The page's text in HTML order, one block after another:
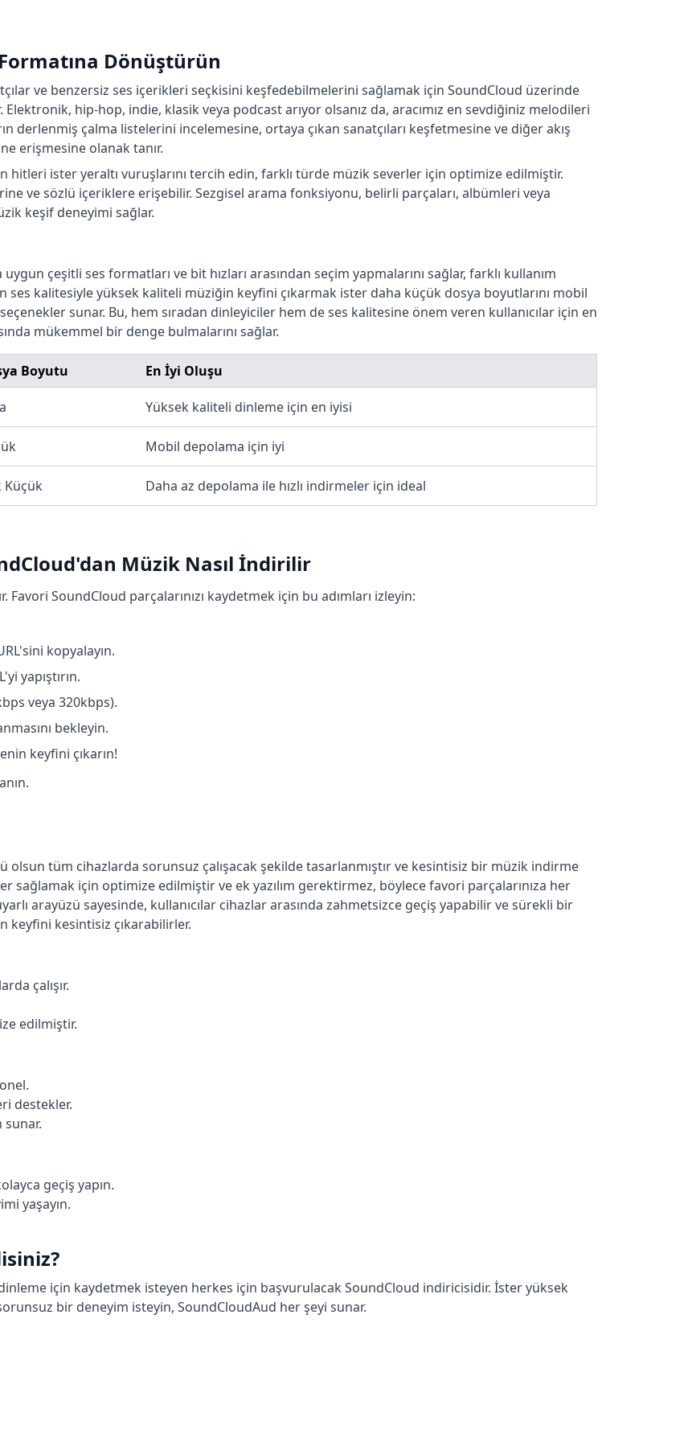
Formatına Dönüştürün
ve benzersiz ses içerikleri seçkisini keşfedebilmelerini sağlamak için SoundCloud üzerinde
hip-hop, indie, klasik veya podcast arıyor olsanız da, aracımız en sevdiğiniz melodileri
derlenmiş çalma listelerini incelemesine, ortaya çıkan sanatçıları keşfetmesine ve diğer akış
erişmesine olanak tanır.
ister yeraltı vuruşlarını tercih edin, farklı türde müzik severler için optimize edilmiştir.
ve sözlü içeriklere erişebilir. Sezgisel arama fonksiyonu, belirli parçaları, albümleri veya
keşif deneyimi sağlar.
çeşitli ses formatları ve bit hızları arasından seçim yapmalarını sağlar, farklı kullanım
ses kalitesiyle yüksek kaliteli müziğin keyfini çıkarmak ister daha küçük dosya boyutlarını mobil
sunar. Bu, hem sıradan dinleyiciler hem de ses kalitesine önem veren kullanıcılar için en
mükemmel bir denge bulmalarını sağlar.
Boyutu En İyi Oluşu
Yüksek kaliteli dinleme için en iyisi
Mobil depolama için iyi
Küçük Daha az depolama ile hızlı indirmeler için ideal
Müzik Nasıl İndirilir
SoundCloud parçalarınızı kaydetmek için bu adımları izleyin:
kopyalayın.
yapıştırın.
veya 320kbps).
bekleyin.
keyfini çıkarın!
tüm cihazlarda sorunsuz çalışacak şekilde tasarlanmıştır ve kesintisiz bir müzik indirme
sağlamak için optimize edilmiştir ve ek yazılım gerektirmez, böylece favori parçalarınıza her
arayüzü sayesinde, kullanıcılar cihazlar arasında zahmetsizce geçiş yapabilir ve sürekli bir
keyfini kesintisiz çıkarabilirler.
çalışır.
edilmiştir.
destekler.
sunar.
geçiş yapın.
yaşayın.
için kaydetmek isteyen herkes için başvurulacak SoundCloud indiricisidir. İster yüksek
bir deneyim isteyin, SoundCloudAud her şeyi sunar.